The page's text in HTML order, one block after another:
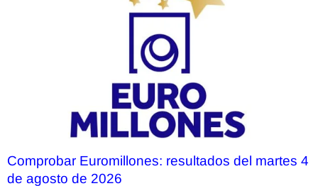
Comprobar Euromillones: resultados del martes 4
de agosto de 2026